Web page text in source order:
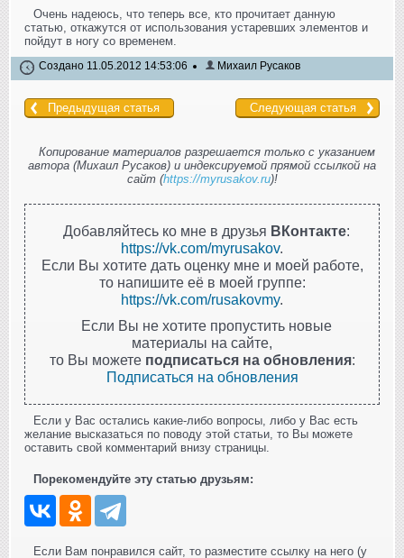
Очень надеюсь, что теперь все, кто прочитает данную
статью, откажутся от использования устаревших элементов и
пойдут в ногу со временем.
Создано 11.05.2012 14:53:06 Михаил Русаков
Предыдущая статья Следующая статья
Копирование материалов разрешается только с указанием
автора (Михаил Русаков) и индексируемой прямой ссылкой на
сайт (https://myrusakov.ru)!
Добавляйтесь ко мне в друзья ВКонтакте:
https://vk.com/myrusakov.
Если Вы хотите дать оценку мне и моей работе,
то напишите её в моей группе:
https://vk.com/rusakovmy.
Если Вы не хотите пропустить новые
материалы на сайте,
то Вы можете подписаться на обновления:
Подписаться на обновления
Если у Вас остались какие-либо вопросы, либо у Вас есть
желание высказаться по поводу этой статьи, то Вы можете
оставить свой комментарий внизу страницы.
Порекомендуйте эту статью друзьям:
Если Вам понравился сайт, то разместите ссылку на него (у